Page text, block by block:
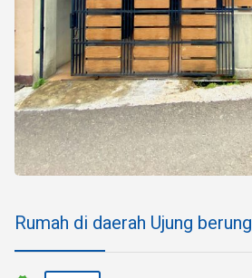
Rumah di daerah Ujung berung